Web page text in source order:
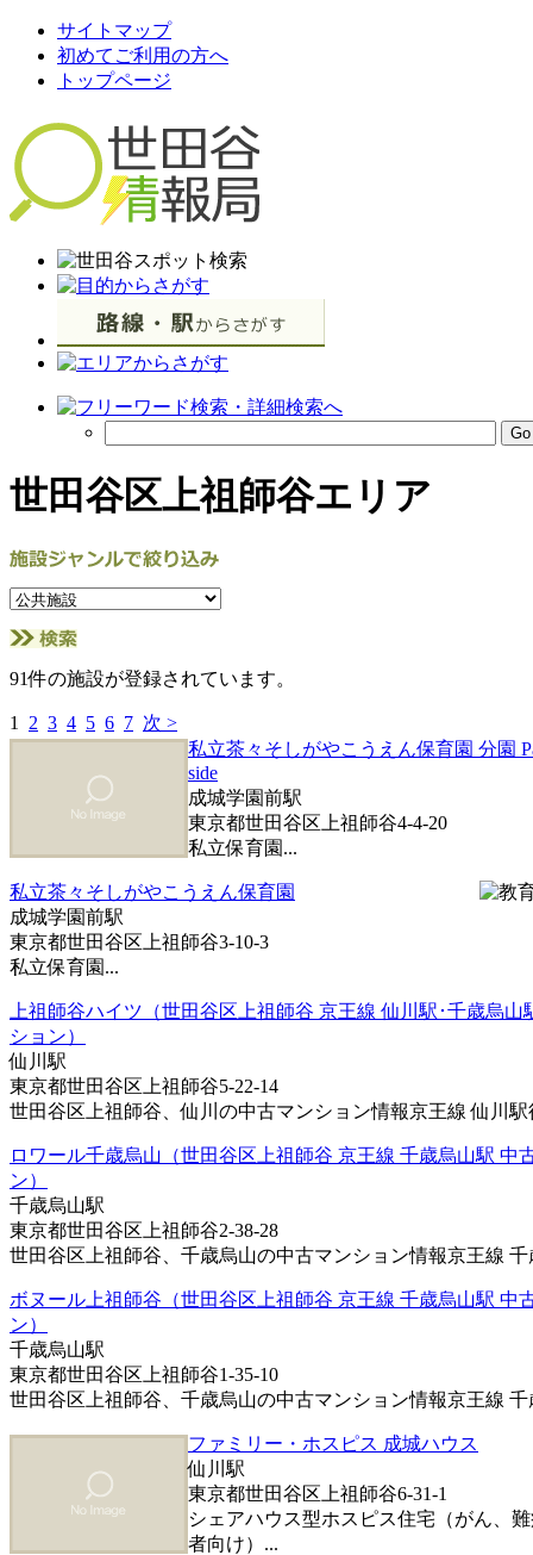
サイトマップ
初めてご利用の方へ
トップページ
世田谷区上祖師谷エリア
91件の施設が登録されています。
1 2 3 4 5 6 7 次 >
私立茶々そしがやこうえん保育園 分園
side
成城学園前駅
東京都世田谷区上祖師谷4-4-20
私立保育園...
私立茶々そしがやこうえん保育園
成城学園前駅
東京都世田谷区上祖師谷3-10-3
私立保育園...
上祖師谷ハイツ（世田谷区上祖師谷 京王線 仙川駅･千歳烏山
ション）
仙川駅
東京都世田谷区上祖師谷5-22-14
世田谷区上祖師谷、仙川の中古マンション情報京王線 仙川駅
ロワール千歳烏山（世田谷区上祖師谷 京王線 千歳烏山駅 中
ン）
千歳烏山駅
東京都世田谷区上祖師谷2-38-28
世田谷区上祖師谷、千歳烏山の中古マンション情報京王線 千
ボヌール上祖師谷（世田谷区上祖師谷 京王線 千歳烏山駅 中
ン）
千歳烏山駅
東京都世田谷区上祖師谷1-35-10
世田谷区上祖師谷、千歳烏山の中古マンション情報京王線 千
ファミリー・ホスピス 成城ハウス
仙川駅
東京都世田谷区上祖師谷6-31-1
シェアハウス型ホスピス住宅（がん、
者向け）...